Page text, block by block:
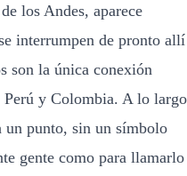
los Andes, aparece
interrumpen de pronto allí
son la única conexión
Perú y Colombia. A lo largo
un punto, sin un símbolo
gente como para llamarlo